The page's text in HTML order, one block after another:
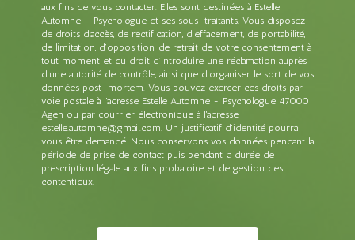
aux fins de vous contacter. Elles sont destinées à Estelle
Automne - Psychologue et ses sous-traitants. Vous disposez
de droits d’accès, de rectification, d’effacement, de portabilité,
de limitation, d’opposition, de retrait de votre consentement à
tout moment et du droit d’introduire une réclamation auprès
d’une autorité de contrôle, ainsi que d’organiser le sort de vos
données post-mortem. Vous pouvez exercer ces droits par
voie postale à l'adresse Estelle Automne - Psychologue 47000
Agen ou par courrier électronique à l'adresse
estelle.automne@gmail.com. Un justificatif d'identité pourra
vous être demandé. Nous conservons vos données pendant la
période de prise de contact puis pendant la durée de
prescription légale aux fins probatoire et de gestion des
contentieux.